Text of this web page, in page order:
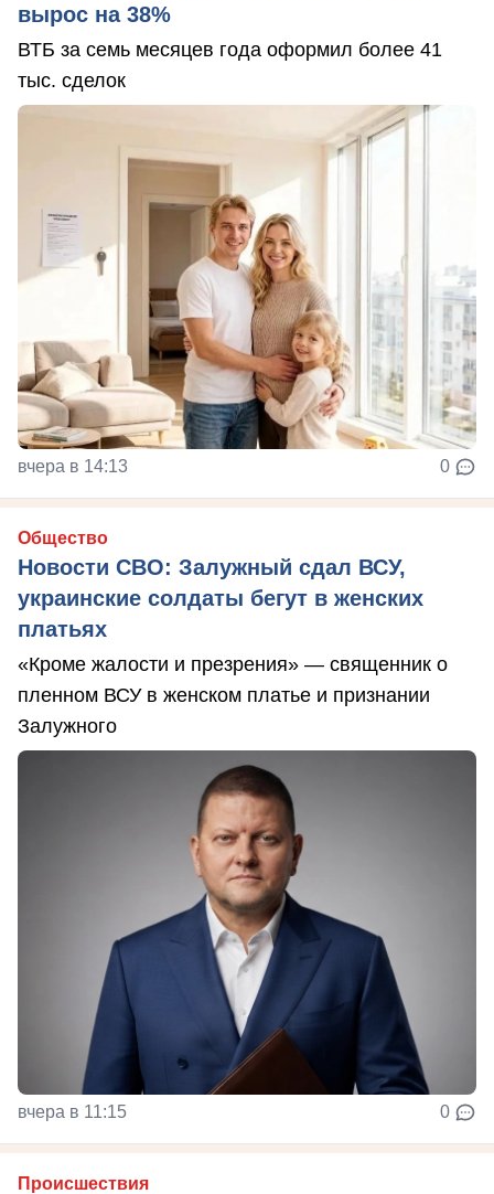
вырос на 38%
ВТБ за семь месяцев года оформил более 41
тыс. сделок
вчера в 14:13 0
Общество
Новости СВО: Залужный сдал ВСУ,
украинские солдаты бегут в женских
платьях
«Кроме жалости и презрения» — священник о
пленном ВСУ в женском платье и признании
Залужного
вчера в 11:15 0
Происшествия